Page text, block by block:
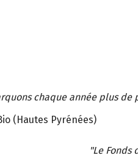
chaque année plus
(Hautes Pyrénées)
"Le